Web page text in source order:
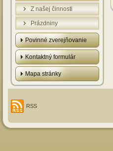
Z našej činnosti
Prázdniny
Povinné zverejňovanie
Kontaktný formulár
Mapa stránky
RSS